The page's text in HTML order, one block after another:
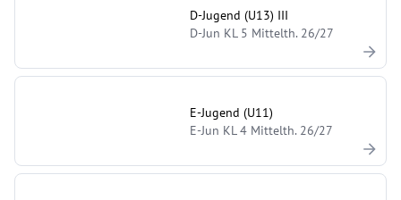
D-Jugend (U13) III
D-Jun KL 5 Mittelth. 26/27
E-Jugend (U11)
E-Jun KL 4 Mittelth. 26/27